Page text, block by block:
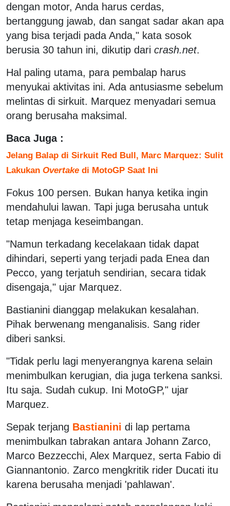
dengan motor, Anda harus cerdas,
bertanggung jawab, dan sangat sadar akan apa
yang bisa terjadi pada Anda," kata sosok
berusia 30 tahun ini, dikutip dari crash.net.
Hal paling utama, para pembalap harus
menyukai aktivitas ini. Ada antusiasme sebelum
melintas di sirkuit. Marquez menyadari semua
orang berusaha maksimal.
Baca Juga :
Jelang Balap di Sirkuit Red Bull, Marc Marquez: Sulit
Lakukan Overtake di MotoGP Saat Ini
Fokus 100 persen. Bukan hanya ketika ingin
mendahului lawan. Tapi juga berusaha untuk
tetap menjaga keseimbangan.
"Namun terkadang kecelakaan tidak dapat
dihindari, seperti yang terjadi pada Enea dan
Pecco, yang terjatuh sendirian, secara tidak
disengaja," ujar Marquez.
Bastianini dianggap melakukan kesalahan.
Pihak berwenang menganalisis. Sang rider
diberi sanksi.
"Tidak perlu lagi menyerangnya karena selain
menimbulkan kerugian, dia juga terkena sanksi.
Itu saja. Sudah cukup. Ini MotoGP," ujar
Marquez.
Sepak terjang Bastianini di lap pertama
menimbulkan tabrakan antara Johann Zarco,
Marco Bezzecchi, Alex Marquez, serta Fabio di
Giannantonio. Zarco mengkritik rider Ducati itu
karena berusaha menjadi 'pahlawan'.